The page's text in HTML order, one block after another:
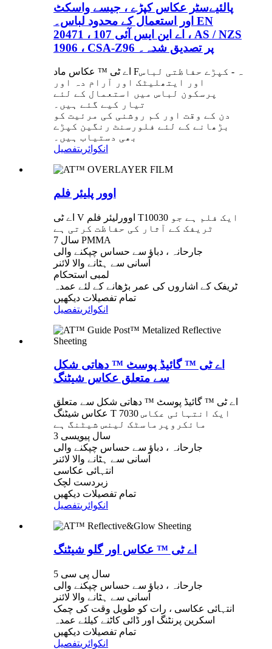
پالئیےسٹر عکاس کپڑے ، جیسے واسکٹ
اور استعمال کے محدود لباس۔ EN
20471 ، اے این ایس آئی 107 ، AS / NZS
1906 ، CSA-Z96 پر تصدیق شدہ۔
اے ٹی ™ عکاس ماد Fہ - کپڑے حفاظتی لباس
اور ایتھلیٹک اور آرام دہ اور
پرسکون لباس میں استعمال کے لئے
تیار کیے گئے ہیں۔
دن کے وقت اور کم روشنی کی مرئیت کو
بڑھانے کے لئے فلورسنٹ رنگین کپڑے
بھی دستیاب ہیں۔
انکوائریتفصیل
اوور پلیئر فلم
اے ٹی V اوورلیئر فلم T10030 ایک فلم ہے جو
ٹریفک کے آثار کی حفاظت کرتی ہے
7 سال PMMA
جارحانہ ، دباؤ سے حساس چپکنے والی
آسانی سے ہٹانے والا لائنر
لمبی استحکام
ٹریفک کے اشاروں کی عمر بڑھانے کے لئے عمدہ
تمام تفصیلات دیکھیں
انکوائریتفصیل
اے ٹی ™ گائیڈ پوسٹ ™ دھاتی شکل
سے متعلق عکاس شیٹنگ
اے ٹی ™ گائیڈ پوسٹ ™ دھاتی شکل سے متعلق
عکاس شیٹنگ T 7030 ایک انتہائی عکاس
مائکروپرماسٹک لینس شیٹنگ ہے
3 سال پیویسی
جارحانہ ، دباؤ سے حساس چپکنے والی
آسانی سے ہٹانے والا لائنر
انتہائی عکاسی
زبردست لچک
تمام تفصیلات دیکھیں
انکوائریتفصیل
اے ٹی ™ عکاس اور گلو شیٹنگ
5 سال پی سی
جارحانہ ، دباؤ سے حساس چپکنے والی
آسانی سے ہٹانے والا لائنر
انتہائی عکاسی ، رات کو طویل وقت کی چمک
اسکرین پرنٹنگ اور ڈائی کاٹنے کیلئے عمدہ
تمام تفصیلات دیکھیں
انکوائریتفصیل